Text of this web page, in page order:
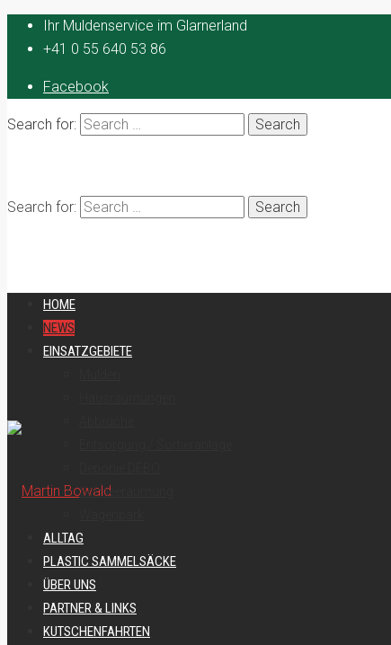
Ihr Muldenservice im Glarnerland
+41 0 55 640 53 86
Facebook
Search for:
Search for:
HOME
NEWS
EINSATZGEBIETE
Schneeräumung
ALLTAG
PLASTIC SAMMELSÄCKE
ÜBER UNS
PARTNER & LINKS
KUTSCHENFAHRTEN